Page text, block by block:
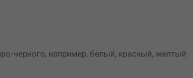
черного, например, белый, красный, желтый